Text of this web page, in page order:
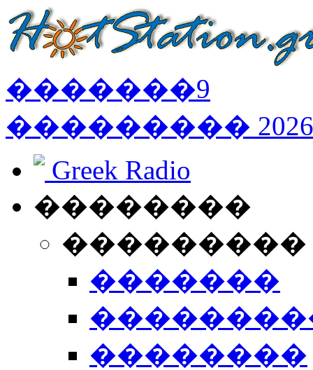
�������9
��������� 2026
Greek Radio
��������
�������
��������